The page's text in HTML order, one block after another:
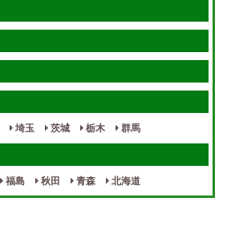
健全店で安心！
寮完備
終電後店泊OK
埼玉 茨城 栃木 群馬
福島 秋田 青森 北海道